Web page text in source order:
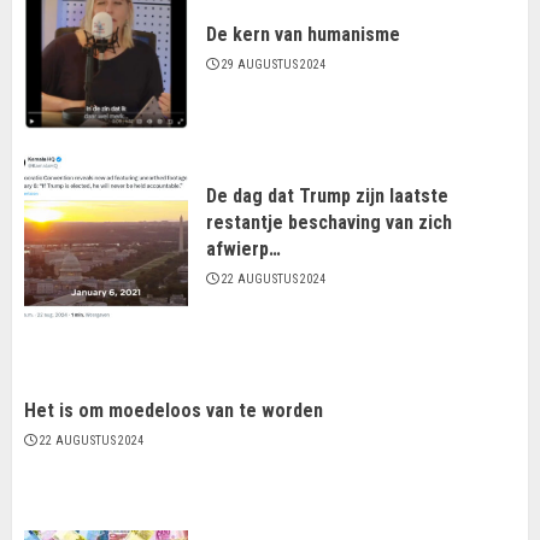
De kern van humanisme
29 AUGUSTUS 2024
De dag dat Trump zijn laatste
restantje beschaving van zich
afwierp…
22 AUGUSTUS 2024
Het is om moedeloos van te worden
22 AUGUSTUS 2024